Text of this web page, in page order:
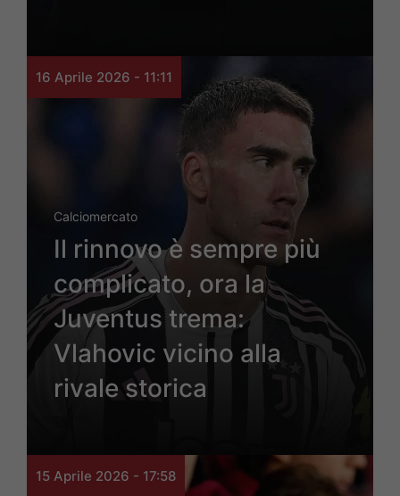
16 Aprile 2026 - 11:11
Calciomercato
Il rinnovo è sempre più
complicato, ora la
Juventus trema:
Vlahovic vicino alla
rivale storica
15 Aprile 2026 - 17:58